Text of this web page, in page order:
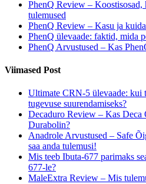
PhenQ Review – Koostisosad,
tulemused
PhenQ Review – Kasu ja
PhenQ ülevaade: faktid, mida
PhenQ Arvustused – Kas
Viimased Post
Ultimate CRN-5 ülevaade: kui
tugevuse suurendamiseks?
Decaduro Review – Kas
Durabolin?
Anadrole Arvustused – Safe
saa anda tulemusi!
Mis teeb Ibuta-677 parimaks
677-le?
MaleExtra Review – Mis